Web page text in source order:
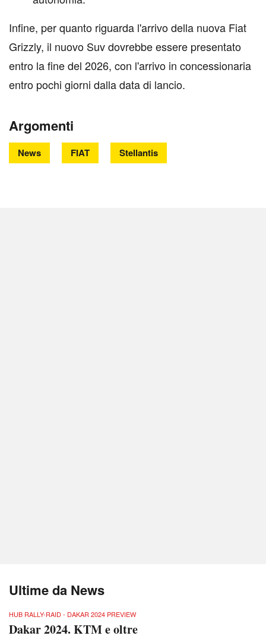
Infine, per quanto riguarda l'arrivo della nuova Fiat
Grizzly, il nuovo Suv dovrebbe essere presentato
entro la fine del 2026, con l'arrivo in concessionaria
entro pochi giorni dalla data di lancio.
Argomenti
News FIAT Stellantis
Ultime da News
HUB RALLY-RAID - DAKAR 2024 PREVIEW
Dakar 2024. KTM e oltre